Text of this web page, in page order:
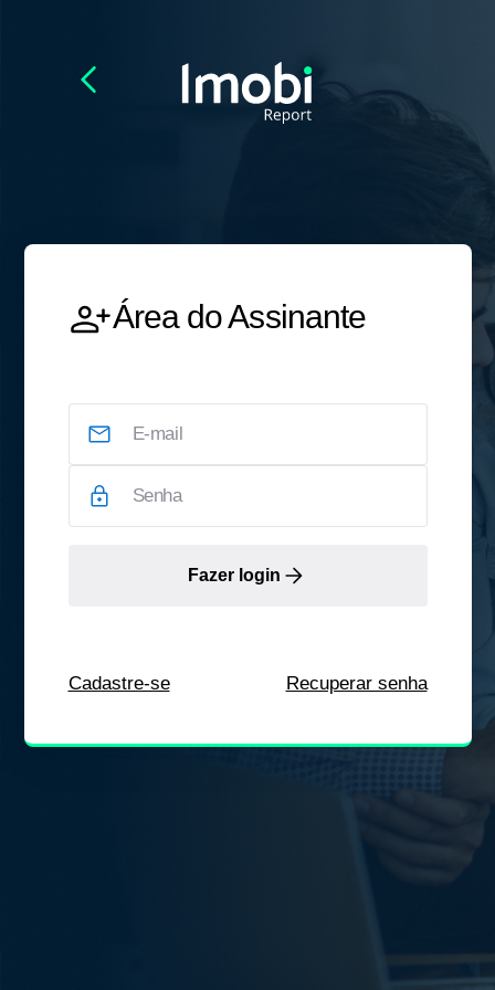
Área do Assinante
Fazer login
Cadastre-se Recuperar senha